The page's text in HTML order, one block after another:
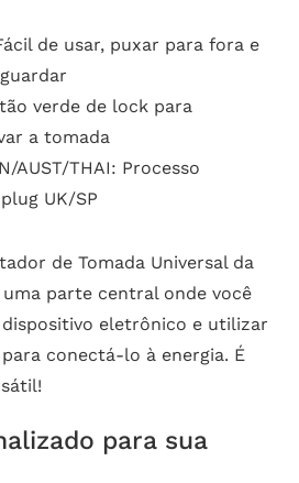
de usar, puxar para fora e
verde de lock para
a tomada
AUST/THAI: Processo
UK/SP
de Tomada Universal da
uma parte central onde você
eletrônico e utilizar
conectá-lo à energia. É
para sua